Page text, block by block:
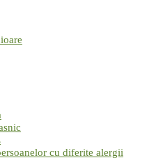
cu diferite alergii